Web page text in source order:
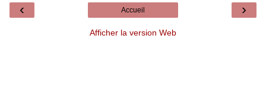
‹ ›
Accueil
Afficher la version Web